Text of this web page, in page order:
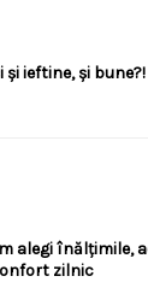
ieftine, și bune?!
alegi înălțimile,
zilnic